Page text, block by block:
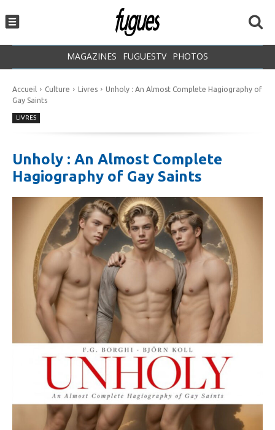
MAGAZINES FUGUESTV PHOTOS
Accueil Culture Livres
Unholy : An Almost Complete Hagiography of
Gay Saints
LIVRES
Unholy : An Almost Complete
Hagiography of Gay Saints